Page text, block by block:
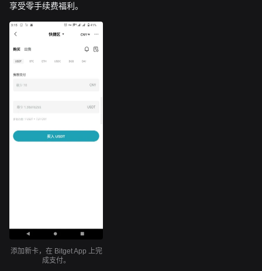
享受零手续费福利。
添加新卡，在 Bitget App 上完
成支付。